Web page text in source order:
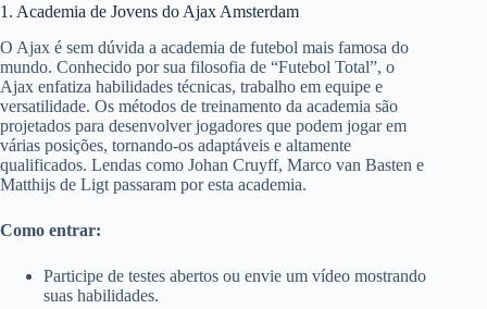
1. Academia de Jovens do Ajax Amsterdam
O Ajax é sem dúvida a academia de futebol mais famosa do
mundo. Conhecido por sua filosofia de “Futebol Total”, o
Ajax enfatiza habilidades técnicas, trabalho em equipe e
versatilidade. Os métodos de treinamento da academia são
projetados para desenvolver jogadores que podem jogar em
várias posições, tornando-os adaptáveis ​​e altamente
qualificados. Lendas como Johan Cruyff, Marco van Basten e
Matthijs de Ligt passaram por esta academia.
Como entrar:
Participe de testes abertos ou envie um vídeo mostrando
suas habilidades.